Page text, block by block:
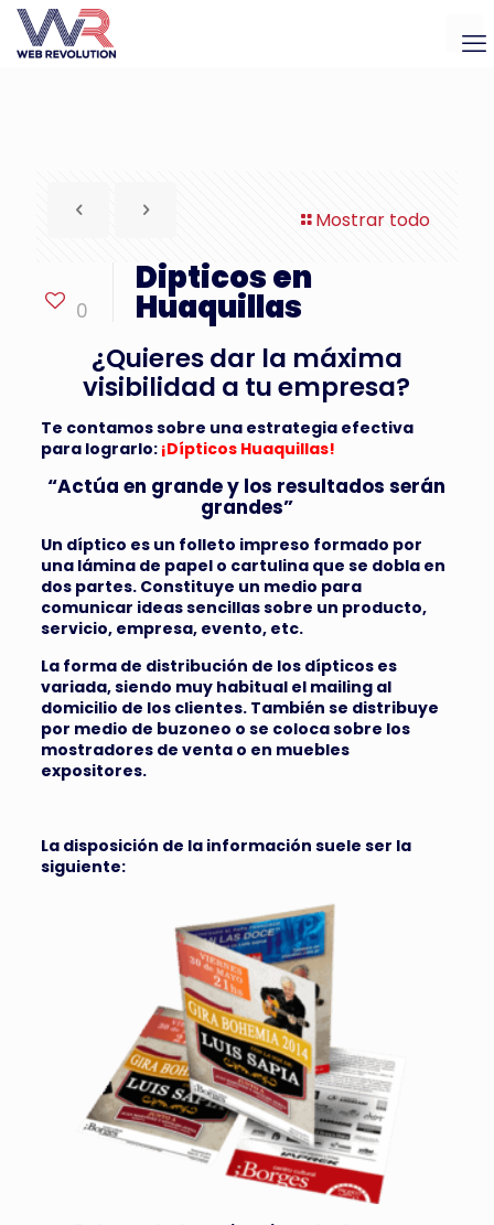
Mostrar todo
0
Dipticos en
Huaquillas
¿Quieres dar la máxima
visibilidad a tu empresa?
Te contamos sobre una estrategia efectiva
para lograrlo: ¡Dípticos Huaquillas!
“Actúa en grande y los resultados serán
grandes”
Un díptico es un folleto impreso formado por
una lámina de papel o cartulina que se dobla en
dos partes. Constituye un medio para
comunicar ideas sencillas sobre un producto,
servicio, empresa, evento, etc.
La forma de distribución de los dípticos es
variada, siendo muy habitual el mailing al
domicilio de los clientes. También se distribuye
por medio de buzoneo o se coloca sobre los
mostradores de venta o en muebles
expositores.
La disposición de la información suele ser la
siguiente: